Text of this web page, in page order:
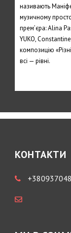
називають
музичному
прем’єра: Alina
YUKO,
композицію
всі — рівні.
КОНТАКТИ